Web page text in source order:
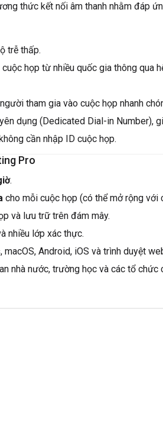
thức kết nối âm thanh nhằm đáp
trễ thấp.
họp từ nhiều quốc gia thông qua
tham gia vào cuộc họp nhanh
dụng (Dedicated Dial-in Number),
cần nhập ID cuộc họp.
Pro
.
cho mỗi cuộc họp (có thể mở rộng với
và lưu trữ trên đám mây.
nhiều lớp xác thực.
Android, iOS và trình duyệt
nhà nước, trường học và các tổ chức